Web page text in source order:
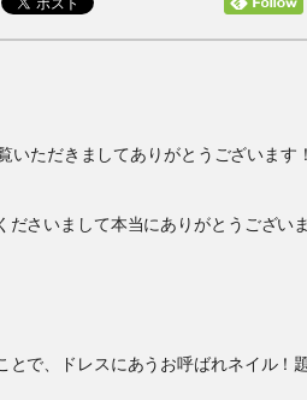
いただきましてありがとうございます！
さいまして本当にありがとうござい
で、ドレスにあうお呼ばれネイル！